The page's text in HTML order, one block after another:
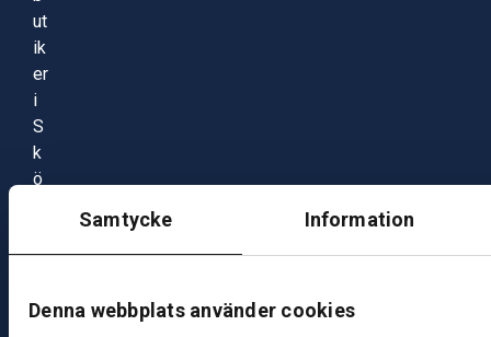
Samtycke Information
Denna webbplats använder cookies
ut
ik
er
i
S
k
ö
e,
ar